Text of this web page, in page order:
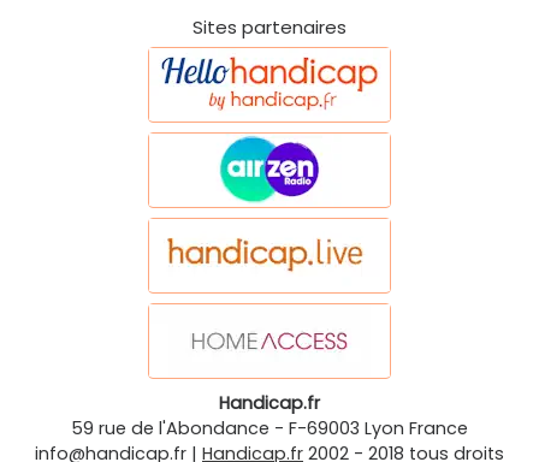
Sites partenaires
Handicap.fr
59 rue de l'Abondance - F-69003 Lyon France
info@handicap.fr | Handicap.fr 2002 - 2018 tous droits